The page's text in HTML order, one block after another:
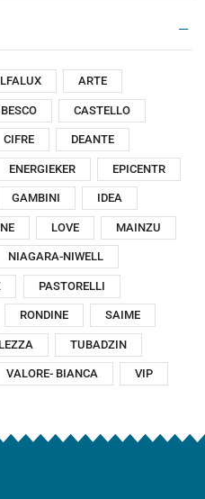
ARTE
BESCO CASTELLO
CIFRE DEANTE
ENERGIEKER EPICENTR
GAMBINI IDEA
LOVE MAINZU
NIAGARA-NIWELL
PASTORELLI
RONDINE SAIME
TUBADZIN
VALORE- BIANCA VIP